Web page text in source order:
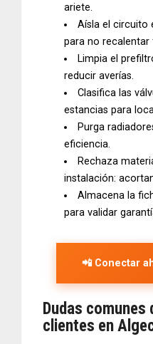
ariete.
Aísla el circuito
para no recalentar
Limpia el
reducir averías.
Clasifica las
estancias para
Purga
eficiencia.
Rechaza
instalación:
Almacena la
para validar
📲 Conectar
Dudas comunes
clientes en